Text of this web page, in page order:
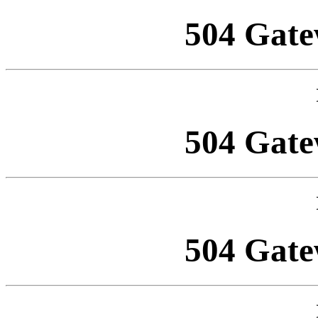
504
504
504